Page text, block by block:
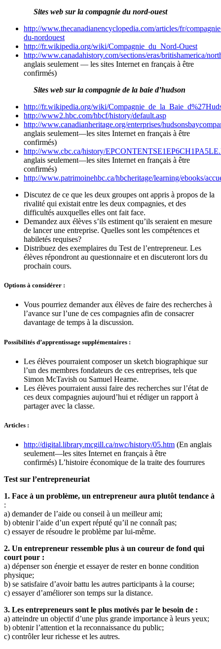
Sites web sur la compagnie du nord-ouest
http://www.thecanadianencyclopedia.com/articles/fr/
du-nordouest
http://fr.wikipedia.org/wiki/Compagnie_du_Nord-Ouest
http://www.canadahistory.com/sections/eras/britishamerica/
anglais seulement — les sites Internet en français à être
confirmés)
Sites web sur la compagnie de la baie d’hudson
http://fr.wikipedia.org/wiki/
http://www2.hbc.com/hbcf/history/default.asp
http://www.canadianheritage.org/enterprises/
anglais seulement—les sites Internet en français à être
confirmés)
http://www.cbc.ca/history/
anglais seulement—les sites Internet en français à être
confirmés)
http://www.patrimoinehbc.ca/hbcheritage/learning/ebooks/
Discutez de ce que les deux groupes ont appris à propos de la
rivalité qui existait entre les deux compagnies, et des
difficultés auxquelles elles ont fait face.
Demandez aux élèves s’ils estiment qu’ils seraient en mesure
de lancer une entreprise. Quelles sont les compétences et
habiletés requises?
Distribuez des exemplaires du Test de l’entrepreneur. Les
élèves répondront au questionnaire et en discuteront lors du
prochain cours.
Options à considérer :
Vous pourriez demander aux élèves de faire des recherches à
l’avance sur l’une de ces compagnies afin de consacrer
davantage de temps à la discussion.
Possibilités d’apprentissage supplémentaires :
Les élèves pourraient composer un sketch biographique sur
l’un des membres fondateurs de ces entreprises, tels que
Simon McTavish ou Samuel Hearne.
Les élèves pourraient aussi faire des recherches sur l’état de
ces deux compagnies aujourd’hui et rédiger un rapport à
partager avec la classe.
Articles :
http://digital.library.mcgill.ca/nwc/history/05.htm (En anglais
seulement—les sites Internet en français à être
confirmés) L’histoire économique de la traite des fourrures
Test sur l’entrepreneuriat
1. Face à un problème, un entrepreneur aura plutôt tendance à
:
a) demander de l’aide ou conseil à un meilleur ami;
b) obtenir l’aide d’un expert réputé qu’il ne connaît pas;
c) essayer de résoudre le problème par lui-même.
2. Un entrepreneur ressemble plus à un coureur de fond qui
court pour :
a) dépenser son énergie et essayer de rester en bonne condition
physique;
b) se satisfaire d’avoir battu les autres participants à la course;
c) essayer d’améliorer son temps sur la distance.
3. Les entrepreneurs sont le plus motivés par le besoin de :
a) atteindre un objectif d’une plus grande importance à leurs yeux;
b) obtenir l’attention et la reconnaissance du public;
c) contrôler leur richesse et les autres.